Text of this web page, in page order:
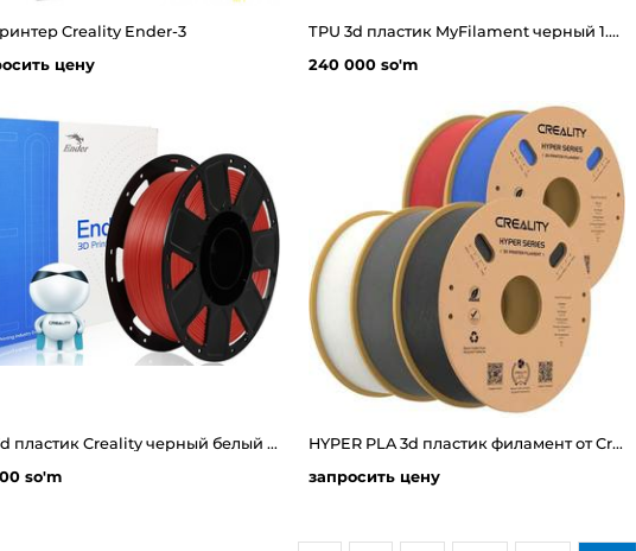
Creality Ender-3
цену
TPU 3d пластик MyFilament черный 1.0 кг
240 000 so'm
Pla 3d пластик Creality черный белый синий серый красный 0.25 кг
so'm
HYPER PLA 3d пластик филамент от Creality 1.0 кг
запросить цену